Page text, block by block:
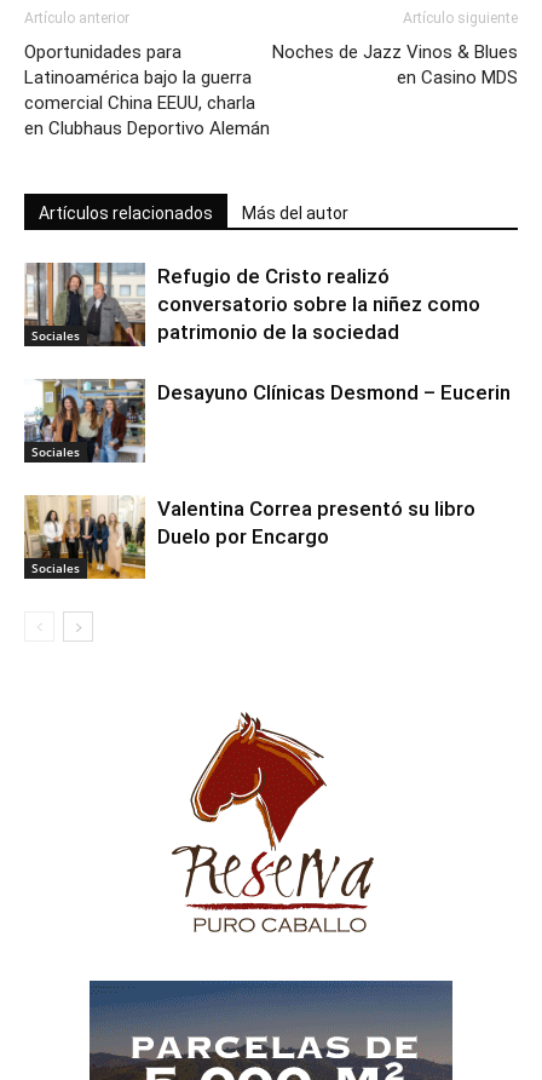
Artículo anterior
Oportunidades para
Latinoamérica bajo la guerra
comercial China EEUU, charla
en Clubhaus Deportivo Alemán
Artículo siguiente
Noches de Jazz Vinos & Blues
en Casino MDS
Artículos relacionados Más del autor
Sociales
Refugio de Cristo realizó
conversatorio sobre la niñez como
patrimonio de la sociedad
Sociales
Desayuno Clínicas Desmond – Eucerin
Sociales
Valentina Correa presentó su libro
Duelo por Encargo